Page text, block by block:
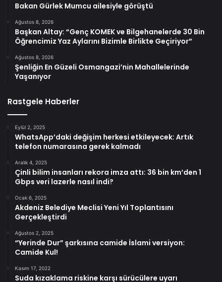
Bakan Gürlek Mumcu ailesiyle görüştü
Ağustos 8, 2026
Başkan Altay: “Genç KOMEK ve Bilgehanelerde 30 Bin
Öğrencimiz Yaz Aylarını Bizimle Birlikte Geçiriyor”
Ağustos 8, 2026
Şenliğin En Güzeli Osmangazi’nin Mahallelerinde
Yaşanıyor
Rastgele Haberler
Eylül 2, 2025
WhatsApp’daki değişim herkesi etkileyecek: Artık
telefon numarasına gerek kalmadı
Aralık 4, 2025
Çinli bilim insanları rekora imza attı: 36 bin km’den 1
Gbps veri lazerle nasıl indi?
Ocak 6, 2025
Akdeniz Belediye Meclisi Yeni Yıl Toplantısını
Gerçekleştirdi
Ağustos 2, 2025
“Yerinde Dur” şarkısına camide İslami versiyon:
Camide Kul!
Kasım 17, 2022
Suda kızaklama riskine karşı sürücülere uyarı